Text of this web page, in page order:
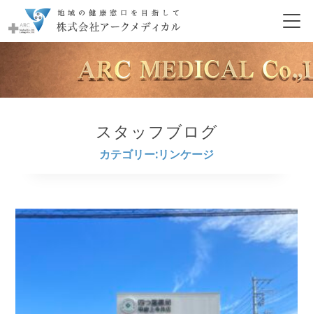
スタッフブログ
カテゴリー:リンケージ